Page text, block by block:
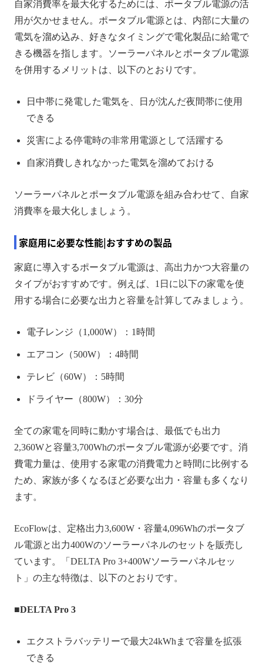
自家消費率を最大化するためには、ポータブル電源の活
用が欠かせません。ポータブル電源とは、内部に大量の
電気を溜め込み、好きなタイミングで電化製品に給電で
きる機器を指します。ソーラーパネルとポータブル電源
を併用するメリットは、以下のとおりです。
日中帯に発電した電気を、日が沈んだ夜間帯に使用
できる
災害による停電時の非常用電源として活躍する
自家消費しきれなかった電気を溜めておける
ソーラーパネルとポータブル電源を組み合わせて、自家
消費率を最大化しましょう。
家庭用に必要な性能|おすすめの製品
家庭に導入するポータブル電源は、高出力かつ大容量の
タイプがおすすめです。例えば、1日に以下の家電を使
用する場合に必要な出力と容量を計算してみましょう。
電子レンジ（1,000W）：1時間
エアコン（500W）：4時間
テレビ（60W）：5時間
ドライヤー（800W）：30分
全ての家電を同時に動かす場合は、最低でも出力
2,360Wと容量3,700Whのポータブル電源が必要です。消
費電力量は、使用する家電の消費電力と時間に比例する
ため、家族が多くなるほど必要な出力・容量も多くなり
ます。
EcoFlowは、定格出力3,600W・容量4,096Whのポータブ
ル電源と出力400Wのソーラーパネルのセットを販売し
ています。「DELTA Pro 3+400Wソーラーパネルセッ
ト」の主な特徴は、以下のとおりです。
■DELTA Pro 3
エクストラバッテリーで最大24kWhまで容量を拡張
できる